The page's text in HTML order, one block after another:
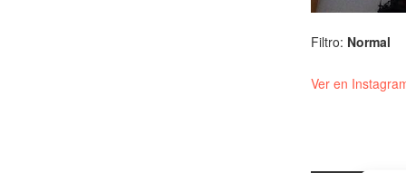
Filtro: Normal
Ver en